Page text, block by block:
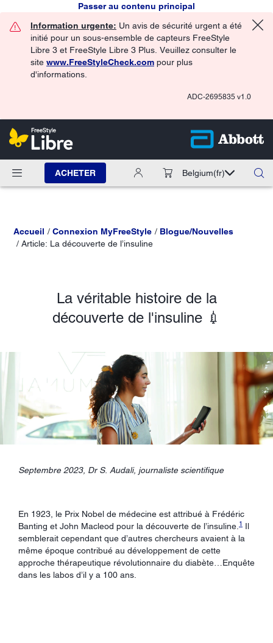
Passer au contenu principal
Information urgente: Un avis de sécurité urgent a été
initié pour un sous-ensemble de capteurs FreeStyle
Libre 3 et FreeStyle Libre 3 Plus. Veuillez consulter le
site www.FreeStyleCheck.com pour plus
d'informations.
ADC-2695835 v1.0
ACHETER Belgium(fr)
Accueil Connexion MyFreeStyle
Blogue/Nouvelles
Article: La découverte de l’insuline
La véritable histoire de la
découverte de l'insuline 💉
Septembre 2023, Dr S. Audali, journaliste scientifique
En 1923, le Prix Nobel de médecine est attribué à Frédéric
Banting et John Macleod pour la découverte de l’insuline. 1 Il
semblerait cependant que d’autres chercheurs avaient à la
même époque contribué au développement de cette
approche thérapeutique révolutionnaire du diabète…Enquête
dans les labos d’il y a 100 ans.